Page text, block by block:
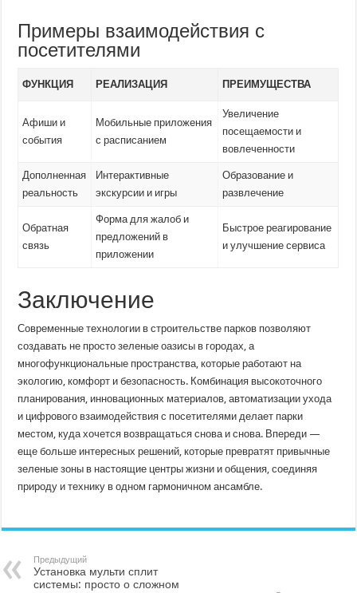
Примеры взаимодействия с
посетителями
ФУНКЦИЯ РЕАЛИЗАЦИЯ ПРЕИМУЩЕСТВА
Афиши и
события
Мобильные приложения
с расписанием
Увеличение
посещаемости и
вовлеченности
Дополненная
реальность
Интерактивные
экскурсии и игры
Образование и
развлечение
Обратная
связь
Форма для жалоб и
предложений в
приложении
Быстрое реагирование
и улучшение сервиса
Заключение
Современные технологии в строительстве парков позволяют
создавать не просто зеленые оазисы в городах, а
многофункциональные пространства, которые работают на
экологию, комфорт и безопасность. Комбинация высокоточного
планирования, инновационных материалов, автоматизации ухода
и цифрового взаимодействия с посетителями делает парки
местом, куда хочется возвращаться снова и снова. Впереди —
еще больше интересных решений, которые превратят привычные
зеленые зоны в настоящие центры жизни и общения, соединяя
природу и технику в одном гармоничном ансамбле.
Предыдущий
Установка мульти сплит
системы: просто о сложном